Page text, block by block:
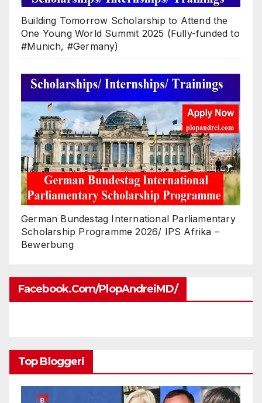
Building Tomorrow Scholarship to Attend the
One Young World Summit 2025 (Fully-funded to
#Munich, #Germany)
German Bundestag International Parliamentary
Scholarship Programme 2026/ IPS Afrika –
Bewerbung
Facebook.com/PlopAndreiMD/
Top Bloggeri